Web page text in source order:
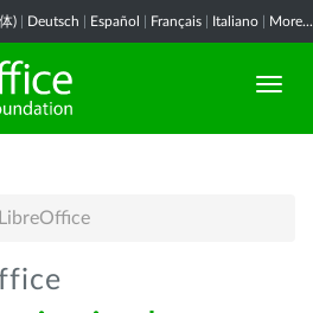
) Deutsch Español Français Italiano More...